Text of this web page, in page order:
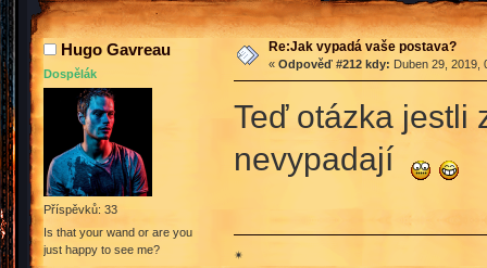
Hugo Gavreau
Dospělák
Příspěvků: 33
Is that your wand or are you
just happy to see me?
Re:Jak vypadá vaše postava?
« Odpověď #212 kdy: Duben 29, 2019,
Teď otázka jestli
nevypadají
✴